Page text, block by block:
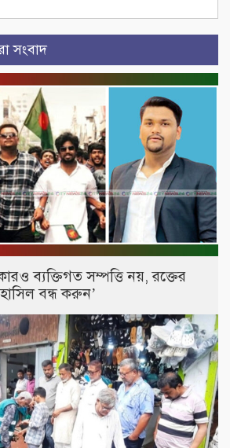
সংবাদ
ব্যক্তিগত সম্পত্তি নয়, রক্তের
হাসিল বন্ধ করুন’